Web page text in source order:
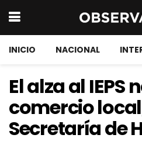
INICIO NACIONAL
El alza al IEPS
comercio
Secretaría de